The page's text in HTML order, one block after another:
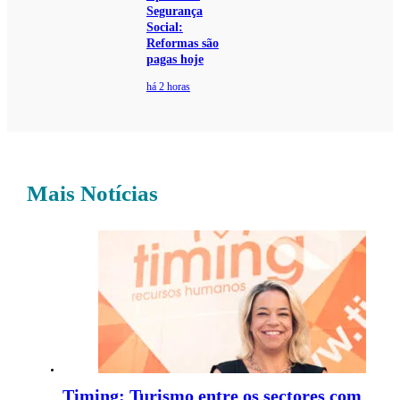
Segurança
Social:
Reformas são
pagas hoje
há 2 horas
Mais Notícias
Timing: Turismo entre os sectores com